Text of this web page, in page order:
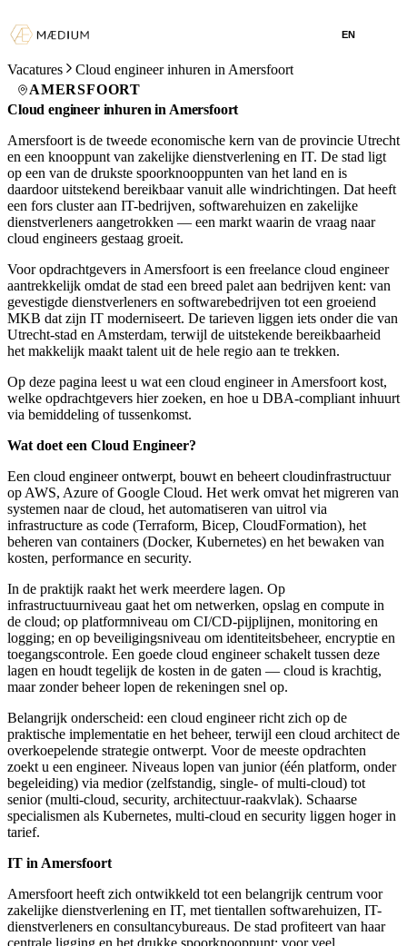
EN
Vacatures
Cloud engineer inhuren in Amersfoort
AMERSFOORT
Cloud engineer inhuren in Amersfoort
Amersfoort is de tweede economische kern van de provincie Utrecht
en een knooppunt van zakelijke dienstverlening en IT. De stad ligt
op een van de drukste spoorknooppunten van het land en is
daardoor uitstekend bereikbaar vanuit alle windrichtingen. Dat heeft
een fors cluster aan IT-bedrijven, software­huizen en zakelijke
dienstverleners aangetrokken — een markt waarin de vraag naar
cloud engineers gestaag groeit.
Voor opdrachtgevers in Amersfoort is een freelance cloud engineer
aantrekkelijk omdat de stad een breed palet aan bedrijven kent: van
gevestigde dienstverleners en softwarebedrijven tot een groeiend
MKB dat zijn IT moderniseert. De tarieven liggen iets onder die van
Utrecht-stad en Amsterdam, terwijl de uitstekende bereikbaarheid
het makkelijk maakt talent uit de hele regio aan te trekken.
Op deze pagina leest u wat een cloud engineer in Amersfoort kost,
welke opdrachtgevers hier zoeken, en hoe u DBA-compliant inhuurt
via bemiddeling of tussenkomst.
Wat doet een Cloud Engineer?
Een cloud engineer ontwerpt, bouwt en beheert cloudinfrastructuur
op AWS, Azure of Google Cloud. Het werk omvat het migreren van
systemen naar de cloud, het automatiseren van uitrol via
infrastructure as code (Terraform, Bicep, CloudFormation), het
beheren van containers (Docker, Kubernetes) en het bewaken van
kosten, performance en security.
In de praktijk raakt het werk meerdere lagen. Op
infrastructuurniveau gaat het om netwerken, opslag en compute in
de cloud; op platformniveau om CI/CD-pijplijnen, monitoring en
logging; en op beveiligingsniveau om identiteitsbeheer, encryptie en
toegangscontrole. Een goede cloud engineer schakelt tussen deze
lagen en houdt tegelijk de kosten in de gaten — cloud is krachtig,
maar zonder beheer lopen de rekeningen snel op.
Belangrijk onderscheid: een cloud engineer richt zich op de
praktische implementatie en het beheer, terwijl een cloud architect de
overkoepelende strategie ontwerpt. Voor de meeste opdrachten
zoekt u een engineer. Niveaus lopen van junior (één platform, onder
begeleiding) via medior (zelfstandig, single- of multi-cloud) tot
senior (multi-cloud, security, architectuur-raakvlak). Schaarse
specialismen als Kubernetes, multi-cloud en security liggen hoger in
tarief.
IT in Amersfoort
Amersfoort heeft zich ontwikkeld tot een belangrijk centrum voor
zakelijke dienstverlening en IT, met tientallen software­huizen, IT-
dienstverleners en consultancybureaus. De stad profiteert van haar
centrale ligging en het drukke spoorknooppunt: voor veel